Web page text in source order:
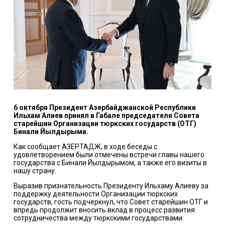
6 октября Президент Азербайджанской Республики
Ильхам Алиев принял в Габале председателя Совета
старейшин Организации тюркских государств (ОТГ)
Бинали Йылдырыма.
Как сообщает АЗЕРТАДЖ, в ходе беседы с
удовлетворением были отмечены встречи главы нашего
государства с Бинали Йылдырымом, а также его визиты в
нашу страну.
Выразив признательность Президенту Ильхаму Алиеву за
поддержку деятельности Организации тюркских
государств, гость подчеркнул, что Совет старейшин ОТГ и
впредь продолжит вносить вклад в процесс развития
сотрудничества между тюркскими государствами.